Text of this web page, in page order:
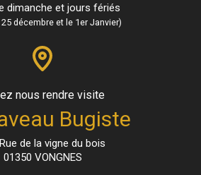
dimanche et jours fériés
décembre et le 1er Janvier)
nous rendre visite
Bugiste
de la vigne du bois
01350 VONGNES